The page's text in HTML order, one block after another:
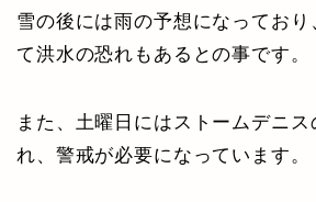
雪の後には雨の予想になっており
て洪水の恐れもあるとの事です。
また、土曜日にはストームデニス
れ、警戒が必要になっています。